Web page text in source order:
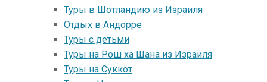
Туры в Шотландию из Израиля
Отдых в Андорре
Туры с детьми
Туры на Рош ха Шана из Израиля
Туры на Суккот